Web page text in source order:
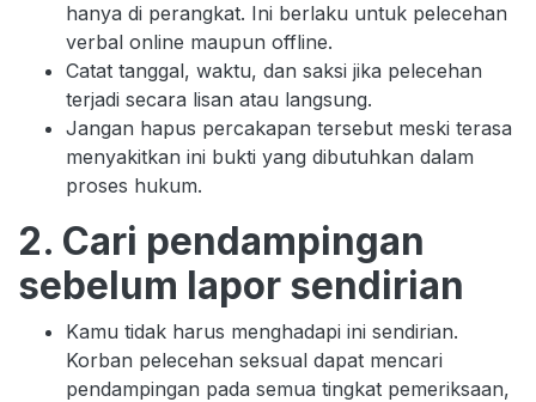
hanya di perangkat. Ini berlaku untuk pelecehan
verbal online maupun offline.
Catat tanggal, waktu, dan saksi jika pelecehan
terjadi secara lisan atau langsung.
Jangan hapus percakapan tersebut meski terasa
menyakitkan ini bukti yang dibutuhkan dalam
proses hukum.
2. Cari pendampingan
sebelum lapor sendirian
Kamu tidak harus menghadapi ini sendirian.
Korban pelecehan seksual dapat mencari
pendampingan pada semua tingkat pemeriksaan,